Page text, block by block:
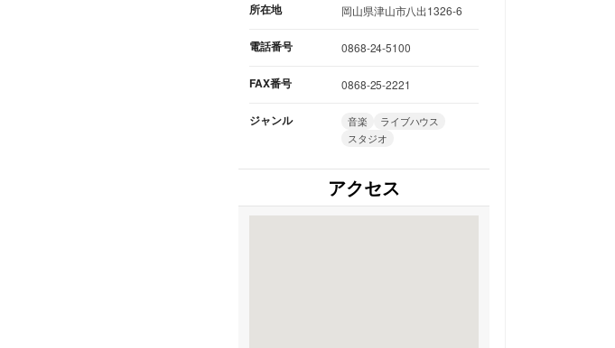
所在地 岡山県津山市八出1326-6
電話番号 0868-24-5100
FAX番号 0868-25-2221
ジャンル 音楽
ライブハウス
スタジオ
アクセス